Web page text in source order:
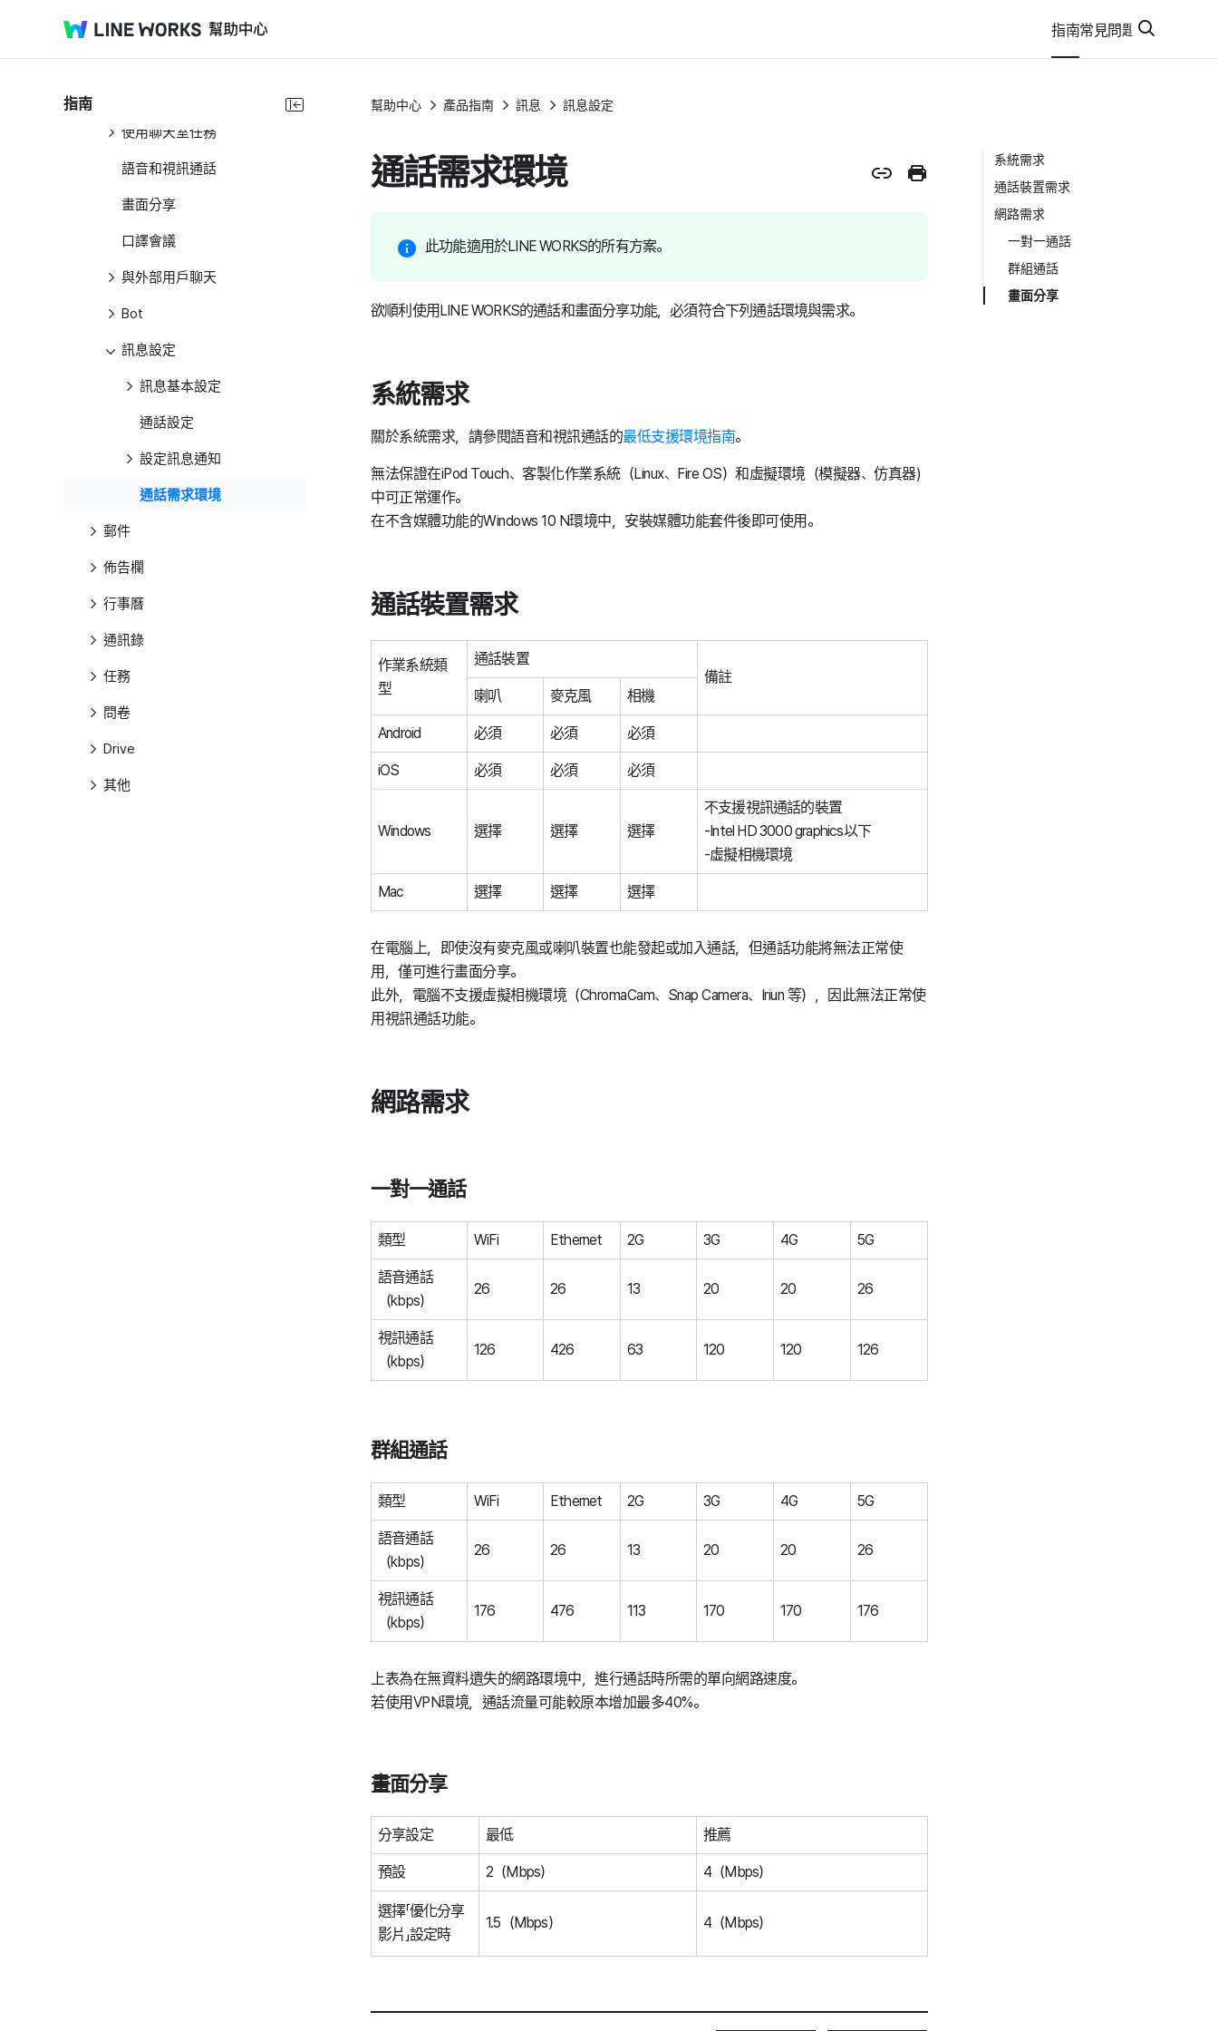
指南常見問題
指南
使用聊天室Note
使用聊天室事件
使用聊天室任務
語音和視訊通話
畫面分享
口譯會議
與外部用戶聊天
Bot
訊息設定
訊息基本設定
通話設定
設定訊息通知
通話需求環境
郵件
佈告欄
行事曆
通訊錄
任務
問卷
Drive
其他
幫助中心 產品指南 訊息 訊息設定
通話需求環境
此功能適用於LINE WORKS的所有方案。
欲順利使用LINE WORKS的通話和畫面分享功能，必須符合下列通話環境與需求。
系統需求
關於系統需求，請參閱語音和視訊通話的最低支援環境指南。
無法保證在iPod Touch、客製化作業系統（Linux、Fire OS）和虛擬環境（模擬器、仿真器)
中可正常運作。
在不含媒體功能的Windows 10 N環境中，安裝媒體功能套件後即可使用。
通話裝置需求
作業系統類
型
通話裝置
備註
喇叭
麥克風 相機
Android 必須 必須 必須
iOS 必須 必須 必須
Windows 選擇 選擇 選擇
不支援視訊通話的裝置
-Intel HD 3000 graphics以下
-虛擬相機環境
Mac 選擇 選擇 選擇
在電腦上，即使沒有麥克風或喇叭裝置也能發起或加入通話，但通話功能將無法正常使
用，僅可進行畫面分享。
此外，電腦不支援虛擬相機環境（ChromaCam、Snap Camera、Iriun 等），因此無法正常使
用視訊通話功能。
網路需求
一對一通話
類型 WiFi Ethernet 2G 3G 4G 5G
語音通話
（kbps）
26 26 13 20 20 26
視訊通話
（kbps）
126 426 63 120 120 126
群組通話
類型 WiFi Ethernet 2G 3G 4G 5G
語音通話
（kbps）
26 26 13 20 20 26
視訊通話
（kbps）
176 476 113 170 170 176
上表為在無資料遺失的網路環境中，進行通話時所需的單向網路速度。
若使用VPN環境，通話流量可能較原本增加最多40%。
畫面分享
分享設定 最低 推薦
預設 2（Mbps） 4（Mbps）
選擇「優化分享
影片」設定時
1.5（Mbps） 4（Mbps）
系統需求
通話裝置需求
網路需求
一對一通話
群組通話
畫面分享